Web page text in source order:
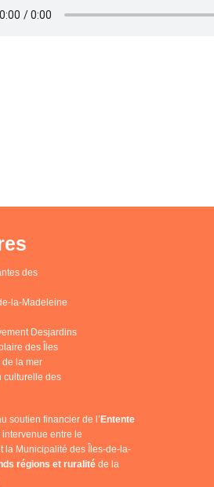
des
la-Madeleine
Desjardins
des Îles
de la mer
culturelle des
soutien financier de l’Entente
intervenue entre le
la Municipalité des Îles-de-la-
régions et ruralité de la